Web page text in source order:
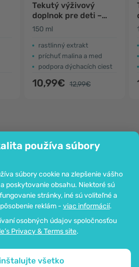
používa súbory
súbory cookie na zlepšenie vášho
poskytovanie obsahu. Niektoré sú
stránky, iné sú voliteľné a
reklám - viac informácií.
osobných údajov spoločnosťou
Privacy & Terms site.
všetko
Tekutý výživový
doplnok pre deti –
nos a hrdlo
150 ml
rastlinný extrakt
príchuť malina a med
podpora dýchacích ciest
10,99€ 12,99€
ochrana osobných údajov